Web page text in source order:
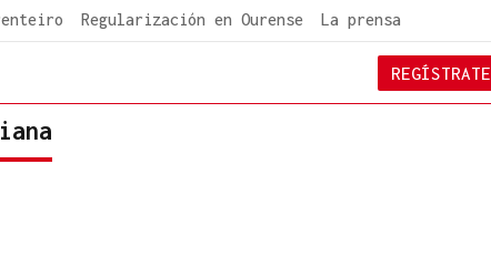
Regularización en Ourense La prensa
REGÍSTRATE